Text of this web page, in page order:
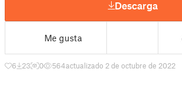
Descarga
Me gusta
6 23 0 564actualizado 2 de octubre de 2022